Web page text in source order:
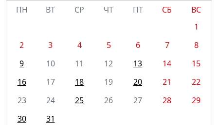
ПН
ВТ СР ЧТ ПТ СБ
ВС
1
2
3 4 5 6 7
8
9
10 11 12 13 14
15
16
17 18 19 20 21
22
23
24 25 26 27 28
29
30
31